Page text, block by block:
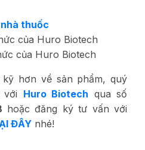
thuốc
của Huro Biotech
của Huro Biotech
hơn về sản phẩm, quý
với Huro Biotech qua số
hoặc đăng ký tư vấn với
ĐÂY nhé!